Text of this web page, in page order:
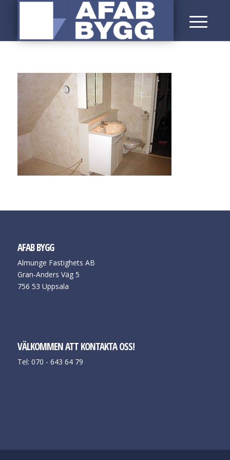
AFAB BYGG
Almunge Fastighets AB
Gran-Anders Väg 5
756 53 Uppsala
VÄLKOMMEN ATT KONTAKTA OSS!
Tel: 070 - 643 64 79